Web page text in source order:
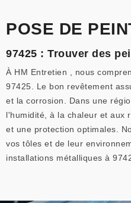
POSE DE
97425 : Trouver des
À HM Entretien , nous
97425. Le bon revêtement
et la corrosion. Dans une
l'humidité, à la chaleur et aux
et une protection optimales.
vos tôles et de leur
installations métalliques à